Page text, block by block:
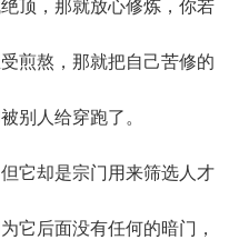
，那就放心修炼，你若
煎熬，那就把自己苦修的
别人给穿跑了。
却是宗门用来筛选人才
它后面没有任何的暗门，